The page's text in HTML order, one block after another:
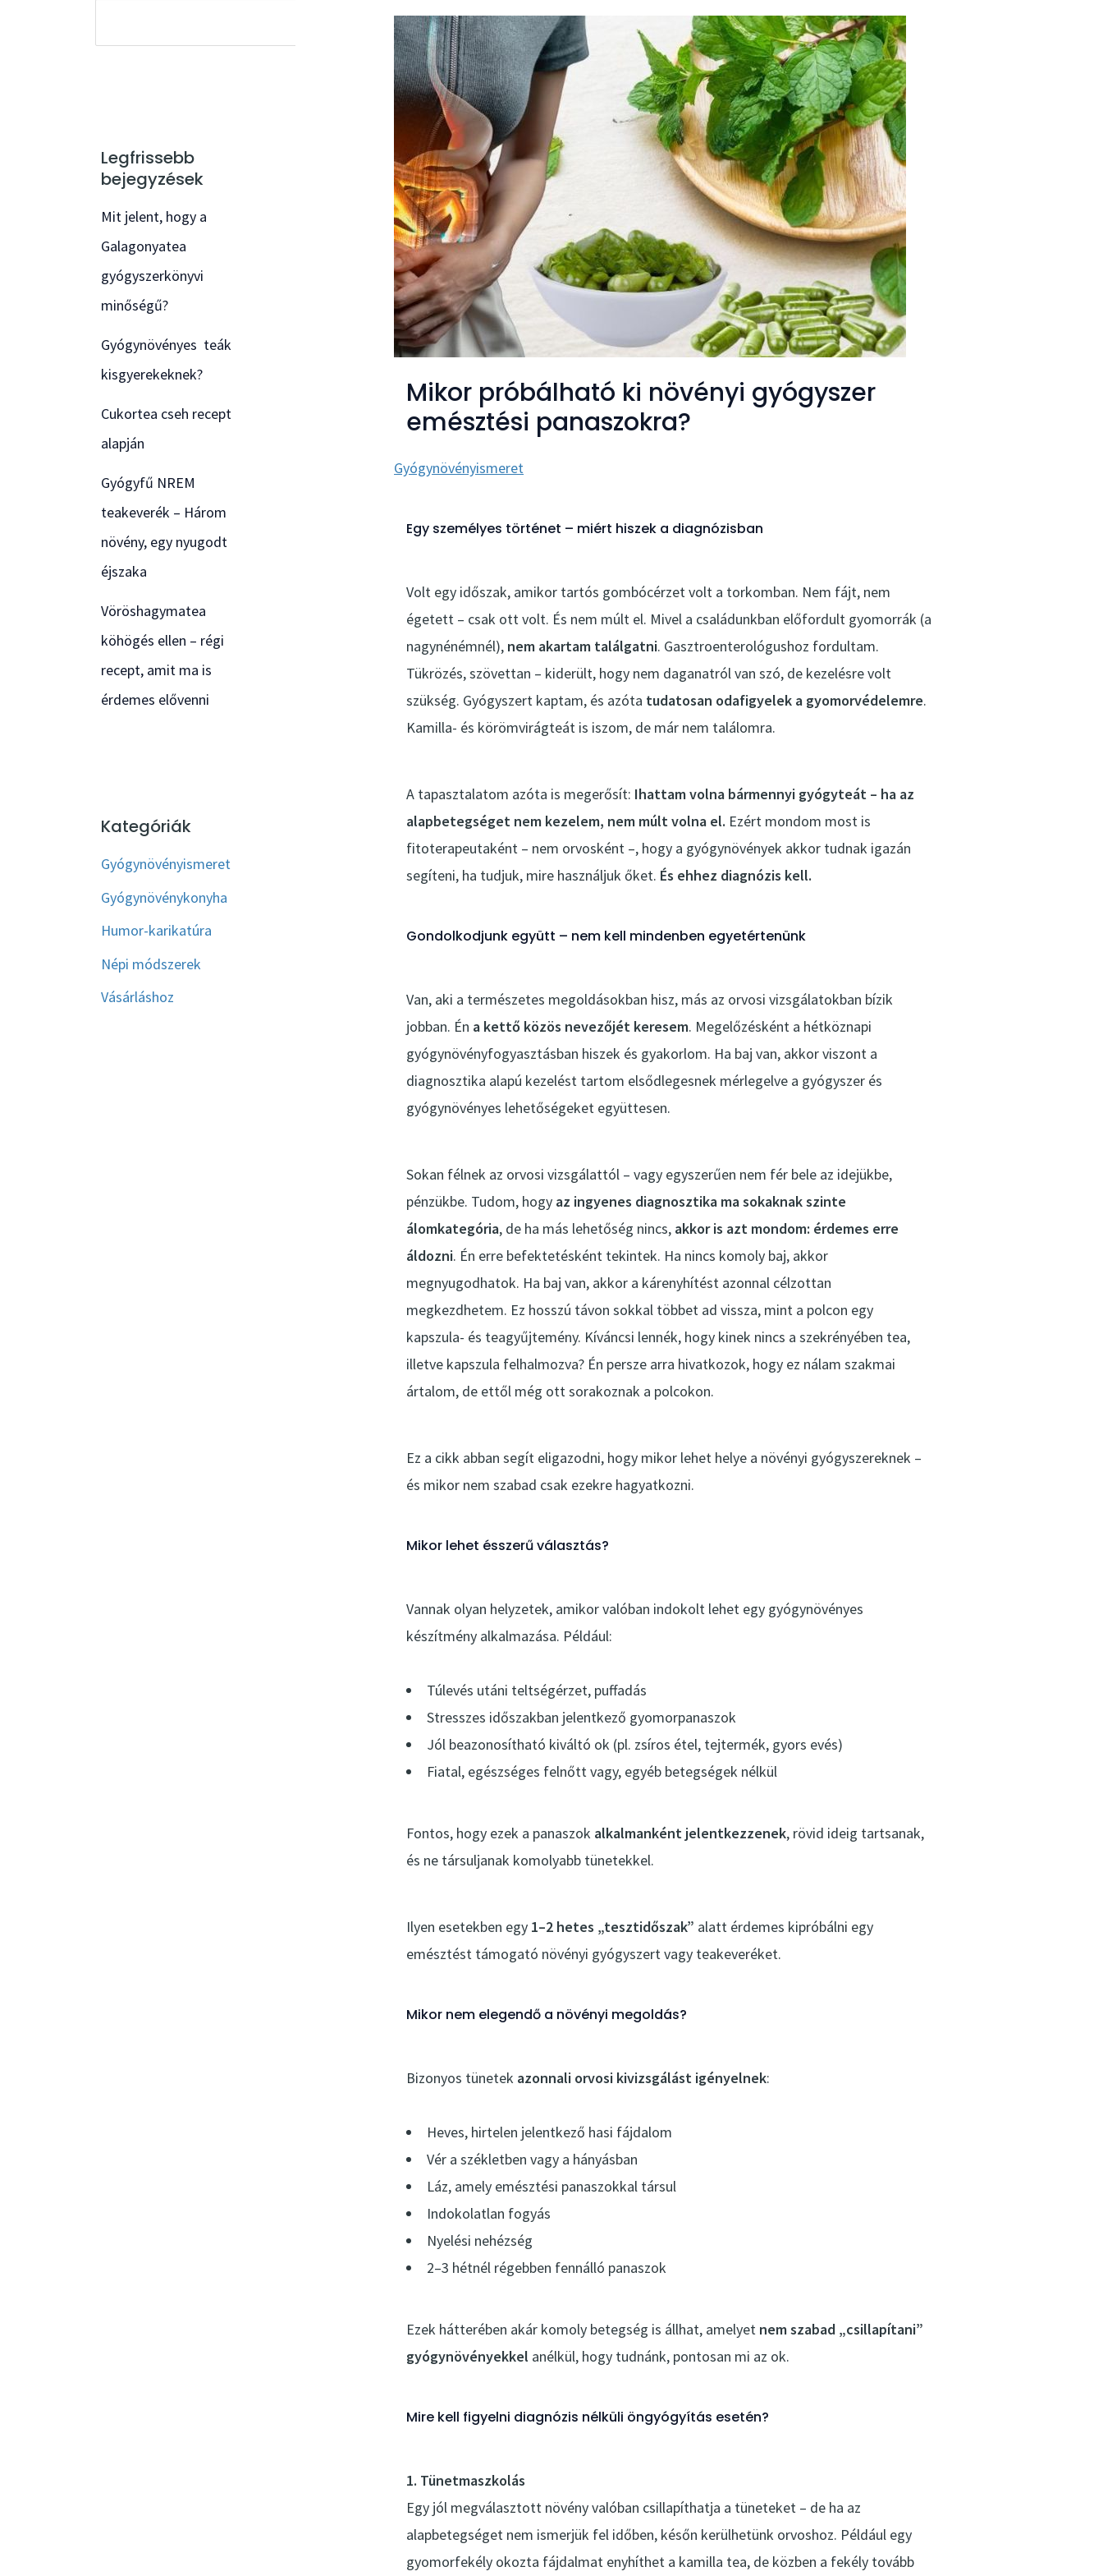
Legfrissebb
bejegyzések
Mit jelent, hogy a
Galagonyatea
gyógyszerkönyvi
minőségű?
Gyógynövényes teák
kisgyerekeknek?
Cukortea cseh recept
alapján
Gyógyfű NREM
teakeverék – Három
növény, egy nyugodt
éjszaka
Vöröshagymatea
köhögés ellen – régi
recept, amit ma is
érdemes elővenni
Kategóriák
Gyógynövényismeret
Gyógynövénykonyha
Humor-karikatúra
Népi módszerek
Vásárláshoz
Mikor próbálható ki növényi gyógyszer
emésztési panaszokra?
Gyógynövényismeret
Egy személyes történet – miért hiszek a diagnózisban
Volt egy időszak, amikor tartós gombócérzet volt a torkomban. Nem fájt, nem
égetett – csak ott volt. És nem múlt el. Mivel a családunkban előfordult gyomorrák (a
nagynénémnél), nem akartam találgatni. Gasztroenterológushoz fordultam.
Tükrözés, szövettan – kiderült, hogy nem daganatról van szó, de kezelésre volt
szükség. Gyógyszert kaptam, és azóta tudatosan odafigyelek a gyomorvédelemre.
Kamilla- és körömvirágteát is iszom, de már nem találomra.
A tapasztalatom azóta is megerősít: Ihattam volna bármennyi gyógyteát – ha az
alapbetegséget nem kezelem, nem múlt volna el. Ezért mondom most is
fitoterapeutaként – nem orvosként –, hogy a gyógynövények akkor tudnak igazán
segíteni, ha tudjuk, mire használjuk őket. És ehhez diagnózis kell.
Gondolkodjunk együtt – nem kell mindenben egyetértenünk
Van, aki a természetes megoldásokban hisz, más az orvosi vizsgálatokban bízik
jobban. Én a kettő közös nevezőjét keresem. Megelőzésként a hétköznapi
gyógynövényfogyasztásban hiszek és gyakorlom. Ha baj van, akkor viszont a
diagnosztika alapú kezelést tartom elsődlegesnek mérlegelve a gyógyszer és
gyógynövényes lehetőségeket együttesen.
Sokan félnek az orvosi vizsgálattól – vagy egyszerűen nem fér bele az idejükbe,
pénzükbe. Tudom, hogy az ingyenes diagnosztika ma sokaknak szinte
álomkategória, de ha más lehetőség nincs, akkor is azt mondom: érdemes erre
áldozni. Én erre befektetésként tekintek. Ha nincs komoly baj, akkor
megnyugodhatok. Ha baj van, akkor a kárenyhítést azonnal célzottan
megkezdhetem. Ez hosszú távon sokkal többet ad vissza, mint a polcon egy
kapszula- és teagyűjtemény. Kíváncsi lennék, hogy kinek nincs a szekrényében tea,
illetve kapszula felhalmozva? Én persze arra hivatkozok, hogy ez nálam szakmai
ártalom, de ettől még ott sorakoznak a polcokon.
Ez a cikk abban segít eligazodni, hogy mikor lehet helye a növényi gyógyszereknek –
és mikor nem szabad csak ezekre hagyatkozni.
Mikor lehet ésszerű választás?
Vannak olyan helyzetek, amikor valóban indokolt lehet egy gyógynövényes
készítmény alkalmazása. Például:
Túlevés utáni teltségérzet, puffadás
Stresszes időszakban jelentkező gyomorpanaszok
Jól beazonosítható kiváltó ok (pl. zsíros étel, tejtermék, gyors evés)
Fiatal, egészséges felnőtt vagy, egyéb betegségek nélkül
Fontos, hogy ezek a panaszok alkalmanként jelentkezzenek, rövid ideig tartsanak,
és ne társuljanak komolyabb tünetekkel.
Ilyen esetekben egy 1–2 hetes „tesztidőszak” alatt érdemes kipróbálni egy
emésztést támogató növényi gyógyszert vagy teakeveréket.
Mikor nem elegendő a növényi megoldás?
Bizonyos tünetek azonnali orvosi kivizsgálást igényelnek:
Heves, hirtelen jelentkező hasi fájdalom
Vér a székletben vagy a hányásban
Láz, amely emésztési panaszokkal társul
Indokolatlan fogyás
Nyelési nehézség
2–3 hétnél régebben fennálló panaszok
Ezek hátterében akár komoly betegség is állhat, amelyet nem szabad „csillapítani”
gyógynövényekkel anélkül, hogy tudnánk, pontosan mi az ok.
Mire kell figyelni diagnózis nélküli öngyógyítás esetén?
1. Tünetmaszkolás
Egy jól megválasztott növény valóban csillapíthatja a tüneteket – de ha az
alapbetegséget nem ismerjük fel időben, későn kerülhetünk orvoshoz. Például egy
gyomorfekély okozta fájdalmat enyhíthet a kamilla tea, de közben a fekély tovább